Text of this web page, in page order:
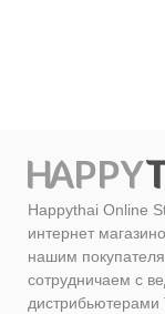
Happythai Online
интернет
нашим
сотрудничаем с
дистрибьютерами